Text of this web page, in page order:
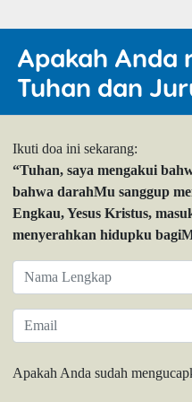
Apakah Anda
Tuhan dan
Ikuti doa ini sekarang:
“Tuhan, saya mengakui
bahwa darahMu sanggup
Engkau, Yesus Kristus,
menyerahkan hidupku
Apakah Anda sudah